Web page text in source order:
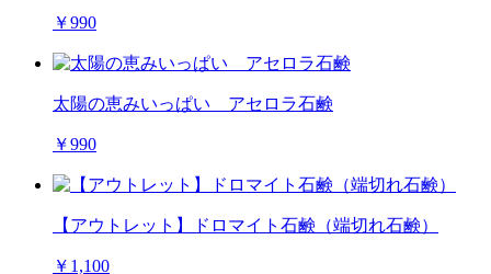
￥990
太陽の恵みいっぱい アセロラ石鹸
￥990
【アウトレット】ドロマイト石鹸（端切れ石鹸）
￥1,100